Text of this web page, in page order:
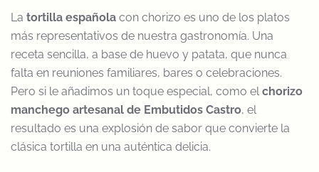
La tortilla española con chorizo es uno de los platos
más representativos de nuestra gastronomía. Una
receta sencilla, a base de huevo y patata, que nunca
falta en reuniones familiares, bares o celebraciones.
Pero si le añadimos un toque especial, como elchorizo
manchego artesanal de Embutidos Castro, el
resultado es una explosión de sabor que convierte la
clásica tortilla en una auténtica delicia.